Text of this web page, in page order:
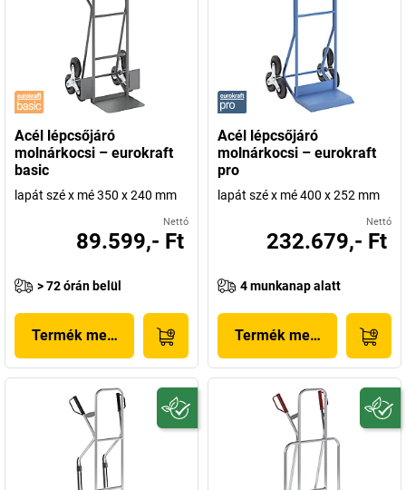
Acél lépcsőjáró
molnárkocsi – eurokraft
basic
lapát szé x mé 350 x 240 mm
Nettó
89.599,- Ft
> 72 órán belül
Termék megjelenítése
Acél lépcsőjáró
molnárkocsi – eurokraft
pro
lapát szé x mé 400 x 252 mm
Nettó
232.679,- Ft
4 munkanap alatt
Termék megjelenítése